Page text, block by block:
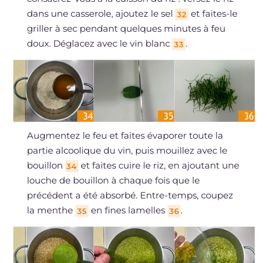
dans une casserole, ajoutez le sel 32 et faites-le
griller à sec pendant quelques minutes à feu
doux. Déglacez avec le vin blanc 33 .
Augmentez le feu et faites évaporer toute la
partie alcoolique du vin, puis mouillez avec le
bouillon 34 et faites cuire le riz, en ajoutant une
louche de bouillon à chaque fois que le
précédent a été absorbé. Entre-temps, coupez
la menthe 35 en fines lamelles 36 .